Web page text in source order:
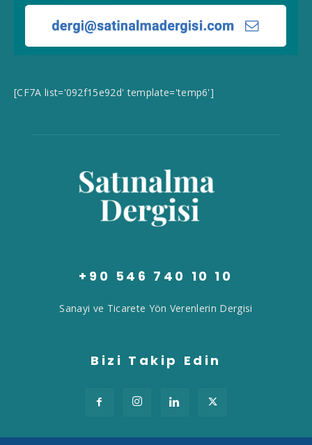
[CF7A list='092f15e92d' template='temp6']
+90 546 740 10 10
Sanayi ve Ticarete Yön Verenlerin Dergisi
Bizi Takip Edin